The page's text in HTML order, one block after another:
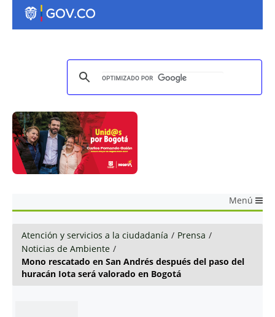
Menú
Atención y servicios a la ciudadanía / Prensa /
Noticias de Ambiente /
Mono rescatado en San Andrés después del paso del
huracán Iota será valorado en Bogotá